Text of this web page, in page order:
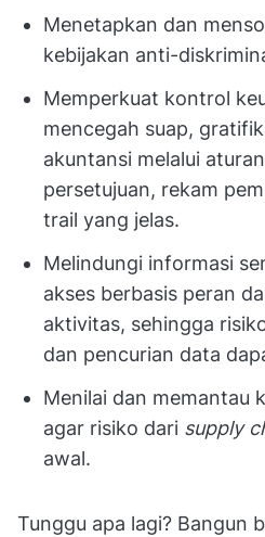
Menetapkan dan
kebijakan anti-
Memperkuat kontrol
mencegah suap,
akuntansi melalui
persetujuan, rekam
trail yang jelas.
Melindungi informasi
akses berbasis peran
aktivitas, sehingga
dan pencurian data
Menilai dan memantau
agar risiko dari supply
awal.
Tunggu apa lagi? Bangun